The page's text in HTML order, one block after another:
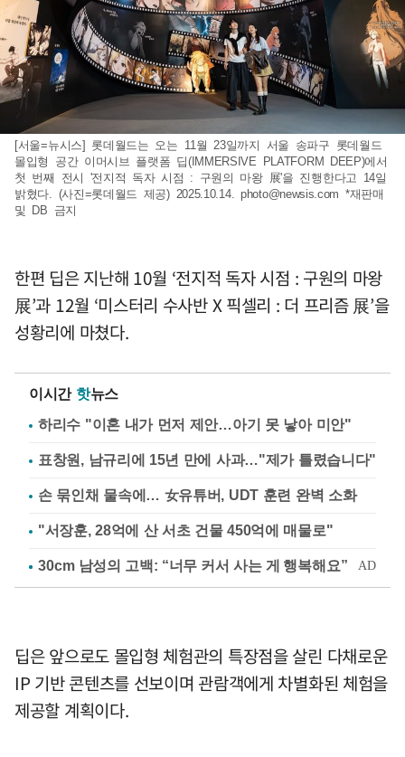
[서울=뉴시스] 롯데월드는 오는 11월 23일까지 서울 송파구 롯데월드
몰입형 공간 이머시브 플랫폼 딥(IMMERSIVE PLATFORM DEEP)에서
첫 번째 전시 '전지적 독자 시점 : 구원의 마왕 展'을 진행한다고 14일
밝혔다. (사진=롯데월드 제공) 2025.10.14. photo@newsis.com *재판매
및 DB 금지
한편 딥은 지난해 10월 ‘전지적 독자 시점 : 구원의 마왕
展’과 12월 ‘미스터리 수사반 X 픽셀리 : 더 프리즘 展’을
성황리에 마쳤다.
이시간 핫뉴스
하리수 "이혼 내가 먼저 제안…아기 못 낳아 미안"
표창원, 남규리에 15년 만에 사과…"제가 틀렸습니다"
손 묶인채 물속에… 女유튜버, UDT 훈련 완벽 소화
"서장훈, 28억에 산 서초 건물 450억에 매물로"
딥은 앞으로도 몰입형 체험관의 특장점을 살린 다채로운
IP 기반 콘텐츠를 선보이며 관람객에게 차별화된 체험을
제공할 계획이다.